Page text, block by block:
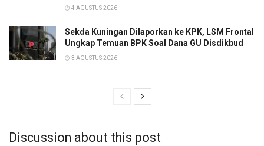
4 AGUSTUS 2026
Sekda Kuningan Dilaporkan ke KPK, LSM Frontal
Ungkap Temuan BPK Soal Dana GU Disdikbud
3 AGUSTUS 2026
Discussion about this post